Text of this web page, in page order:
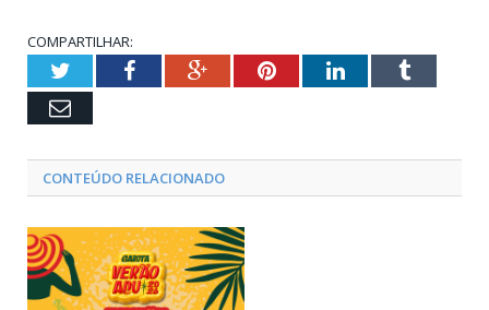
COMPARTILHAR:
TwitterFacebookGoogle+PinterestLinkedInTumblr
Email
CONTEÚDO RELACIONADO